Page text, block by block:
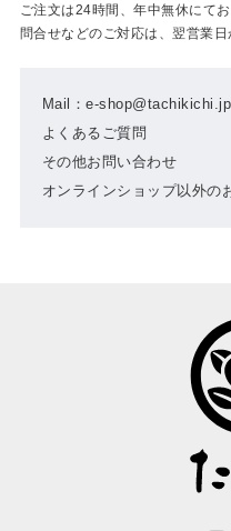
Mail：e-shop@tachikichi.jp
よくあるご質問
その他お問い合わせ
オンラインショップ以外の
ご注文は24時間、年中無休にて
問合せなどのご対応は、翌営業日